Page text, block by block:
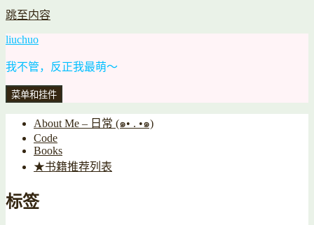
跳至内容
liuchuo
我不管，反正我最萌～
菜单和挂件
About Me – 日常 (๑• . •๑)
Code
Books
★书籍推荐列表
标签